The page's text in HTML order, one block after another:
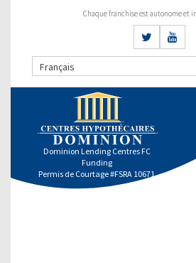
Chaque franchise est autonome et
Français
Dominion Lending Centres FC
Funding
Permis de Courtage #FSRA 10671